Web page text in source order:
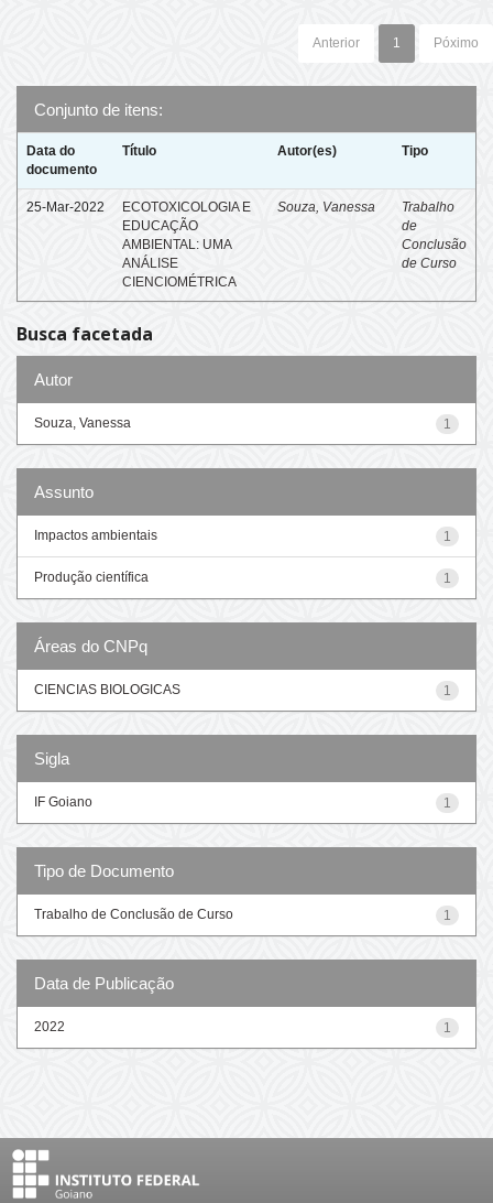
Anterior 1 Póximo
Conjunto de itens:
Data do
documento
Título Autor(es) Tipo
25-Mar-2022
ECOTOXICOLOGIA E
EDUCAÇÃO
AMBIENTAL: UMA
ANÁLISE
CIENCIOMÉTRICA
Souza, Vanessa
Trabalho
de
Conclusão
de Curso
Busca facetada
Autor
1
Souza, Vanessa
Assunto
1
Impactos ambientais
1
Produção científica
Áreas do CNPq
1
CIENCIAS BIOLOGICAS
Sigla
1
IF Goiano
Tipo de Documento
1
Trabalho de Conclusão de Curso
Data de Publicação
1
2022